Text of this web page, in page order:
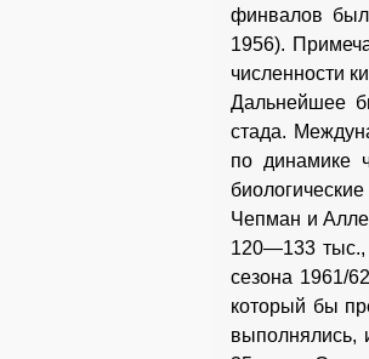
финвалов
1956).
численности
Дальнейшее
стада.
по динамике
Чепман и
120—133 тыс.,
сезона 1961/
который бы
выполнялись,